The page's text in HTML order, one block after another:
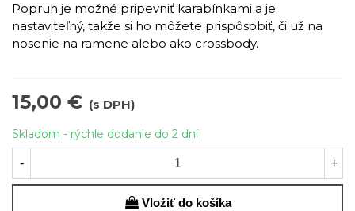
Popruh je možné pripevniť karabínkami a je
nastaviteľný, takže si ho môžete prispôsobiť, či už na
nosenie na ramene alebo ako crossbody.
15,00 € (s DPH)
Skladom - rýchle dodanie do 2 dní
- +
Vložiť do košíka